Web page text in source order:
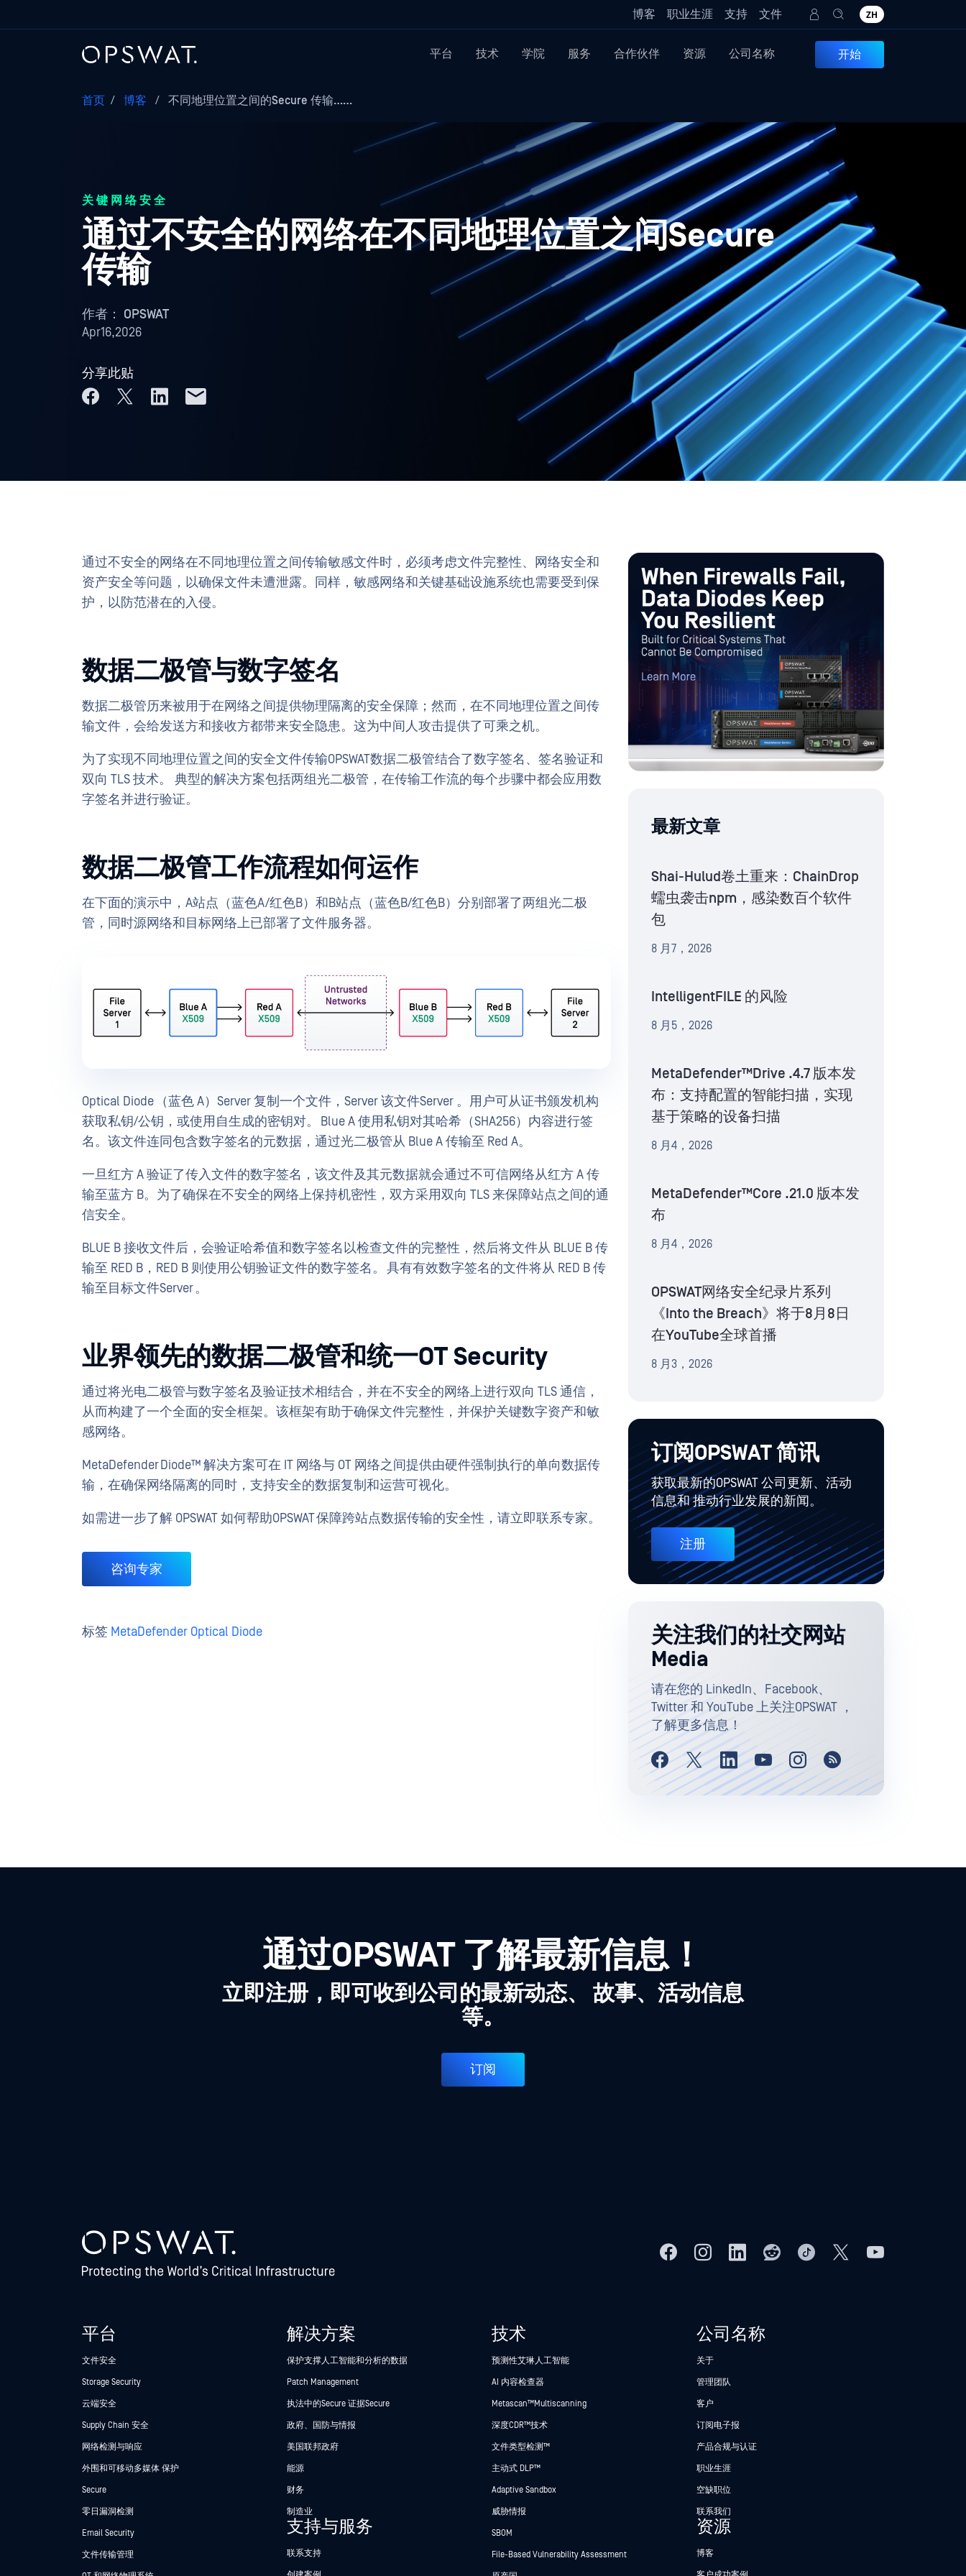
博客 职业生涯 支持 文件 ZH
平台 技术 学院 服务 合作伙伴 资源 公司名称 开始
首页 / 博客 / 不同地理位置之间的Secure 传输……
关键网络安全
通过不安全的网络在不同地理位置之间Secure
传输
作者： OPSWAT
Apr16,2026
分享此贴
通过不安全的网络在不同地理位置之间传输敏感文件时，必须考虑文件完整性、网络安全和
资产安全等问题，以确保文件未遭泄露。同样，敏感网络和关键基础设施系统也需要受到保
护，以防范潜在的入侵。
数据二极管与数字签名
数据二极管历来被用于在网络之间提供物理隔离的安全保障；然而，在不同地理位置之间传
输文件，会给发送方和接收方都带来安全隐患。这为中间人攻击提供了可乘之机。
为了实现不同地理位置之间的安全文件传输OPSWAT数据二极管结合了数字签名、签名验证和
双向 TLS 技术。 典型的解决方案包括两组光二极管，在传输工作流的每个步骤中都会应用数
字签名并进行验证。
数据二极管工作流程如何运作
在下面的演示中，A站点（蓝色A/红色B）和B站点（蓝色B/红色B）分别部署了两组光二极
管，同时源网络和目标网络上已部署了文件服务器。
Optical Diode （蓝色 A）Server 复制一个文件，Server 该文件Server 。用户可从证书颁发机构
获取私钥/公钥，或使用自生成的密钥对。 Blue A 使用私钥对其哈希（SHA256）内容进行签
名。该文件连同包含数字签名的元数据，通过光二极管从 Blue A 传输至 Red A。
一旦红方 A 验证了传入文件的数字签名，该文件及其元数据就会通过不可信网络从红方 A 传
输至蓝方 B。为了确保在不安全的网络上保持机密性，双方采用双向 TLS 来保障站点之间的通
信安全。
BLUE B 接收文件后，会验证哈希值和数字签名以检查文件的完整性，然后将文件从 BLUE B 传
输至 RED B，RED B 则使用公钥验证文件的数字签名。 具有有效数字签名的文件将从 RED B 传
输至目标文件Server 。
业界领先的数据二极管和统一OT Security
通过将光电二极管与数字签名及验证技术相结合，并在不安全的网络上进行双向 TLS 通信，
从而构建了一个全面的安全框架。该框架有助于确保文件完整性，并保护关键数字资产和敏
感网络。
MetaDefender Diode™ 解决方案可在 IT 网络与 OT 网络之间提供由硬件强制执行的单向数据传
输，在确保网络隔离的同时，支持安全的数据复制和运营可视化。
如需进一步了解 OPSWAT 如何帮助OPSWAT 保障跨站点数据传输的安全性，请立即联系专家。
咨询专家
标签 MetaDefender Optical Diode
最新文章
Shai-Hulud卷土重来：ChainDrop
蠕虫袭击npm，感染数百个软件
包
8 月7，2026
IntelligentFILE 的风险
8 月5，2026
MetaDefender™Drive .4.7 版本发
布：支持配置的智能扫描，实现
基于策略的设备扫描
8 月4，2026
MetaDefender™Core .21.0 版本发
布
8 月4，2026
OPSWAT网络安全纪录片系列
《Into the Breach》将于8月8日
在YouTube全球首播
8 月3，2026
订阅OPSWAT 简讯
获取最新的OPSWAT 公司更新、活动
信息和 推动行业发展的新闻。
注册
关注我们的社交网站
Media
请在您的 LinkedIn、Facebook、
Twitter 和 YouTube 上关注OPSWAT ，
了解更多信息！
通过OPSWAT 了解最新信息！
立即注册，即可收到公司的最新动态、 故事、活动信息
等。
订阅
平台
文件安全
Storage Security
云端安全
Supply Chain 安全
网络检测与响应
外围和可移动多媒体 保护
Secure
零日漏洞检测
Email Security
文件传输管理
解决方案
保护支撑人工智能和分析的数据
Patch Management
执法中的Secure 证据Secure
政府、国防与情报
美国联邦政府
能源
财务
制造业
支持与服务
联系支持
技术
预测性艾琳人工智能
AI 内容检查器
Metascan™ Multiscanning
深度CDR™技术
文件类型检测™
主动式 DLP™
Adaptive Sandbox
威胁情报
SBOM
File-Based Vulnerability Assessment
公司名称
关于
管理团队
客户
订阅电子报
产品合规与认证
职业生涯
空缺职位
联系我们
资源
博客